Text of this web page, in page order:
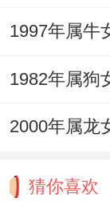
猜你喜欢